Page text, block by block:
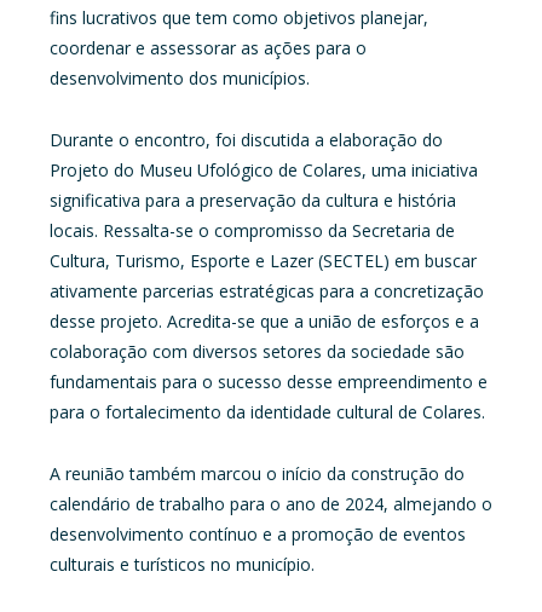
fins lucrativos que tem como objetivos planejar,
coordenar e assessorar as ações para o
desenvolvimento dos municípios.
Durante o encontro, foi discutida a elaboração do
Projeto do Museu Ufológico de Colares, uma iniciativa
significativa para a preservação da cultura e história
locais. Ressalta-se o compromisso da Secretaria de
Cultura, Turismo, Esporte e Lazer (SECTEL) em buscar
ativamente parcerias estratégicas para a concretização
desse projeto. Acredita-se que a união de esforços e a
colaboração com diversos setores da sociedade são
fundamentais para o sucesso desse empreendimento e
para o fortalecimento da identidade cultural de Colares.
A reunião também marcou o início da construção do
calendário de trabalho para o ano de 2024, almejando o
desenvolvimento contínuo e a promoção de eventos
culturais e turísticos no município.